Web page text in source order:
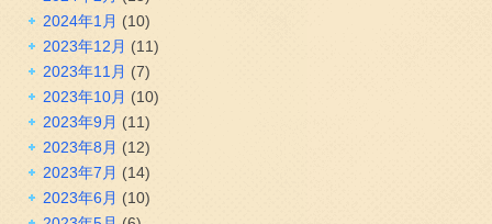
2024年1月 (10)
2023年12月 (11)
2023年11月 (7)
2023年10月 (10)
2023年9月 (11)
2023年8月 (12)
2023年7月 (14)
2023年6月 (10)